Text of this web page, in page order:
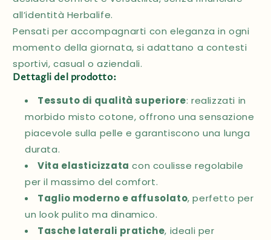
all’identità Herbalife.
Pensati per accompagnarti con eleganza in ogni
momento della giornata, si adattano a contesti
sportivi, casual o aziendali.
Dettagli del prodotto:
Tessuto di qualità superiore: realizzati in
morbido misto cotone, offrono una sensazione
piacevole sulla pelle e garantiscono una lunga
durata.
Vita elasticizzata con coulisse regolabile
per il massimo del comfort.
Taglio moderno e affusolato, perfetto per
un look pulito ma dinamico.
Tasche laterali pratiche, ideali per